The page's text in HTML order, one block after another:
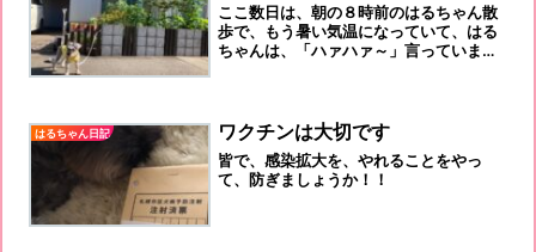
ここ数日は、朝の８時前のはるちゃん散
歩で、もう暑い気温になっていて、はる
ちゃんは、「ハァハァ～」言っていま
はるちゃん日記 ワクチンは大切です
皆で、感染拡大を、やれることをやっ
て、防ぎましょうか！！